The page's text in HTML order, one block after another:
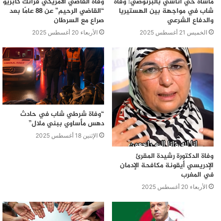
شاب في مواجهة بين الهستيريا
والدفاع الشرعي
الخميس 21 أغسطس 2025
“القاضي الرحيم” عن 88 عامًا بعد
صراع مع السرطان
الأربعاء 20 أغسطس 2025
وفاة الدكتورة رشيدة المقرئ
الإدريسي أيقونة مكافحة الإدمان
في المغرب
الأربعاء 20 أغسطس 2025
“وفاة شرطي شاب في حادث
دهس مأساوي ببني ملال”
الإثنين 18 أغسطس 2025